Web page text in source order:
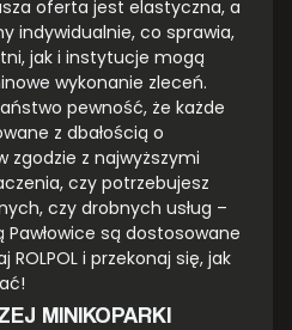
oferta jest elastyczna, a
indywidualnie, co sprawia,
jak i instytucje mogą
wykonanie zleceń.
pewność, że każde
z dbałością o
zgodzie z najwyższymi
czy potrzebujesz
czy drobnych usług –
Pawłowice są dostosowane
i przekonaj się, jak
MINIKOPARKI